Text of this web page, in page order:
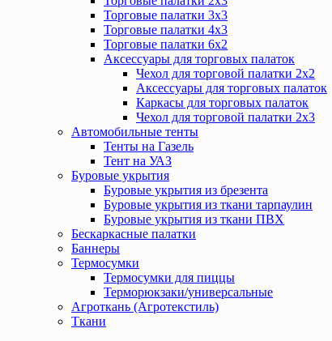
Торговые палатки 3х3
Торговые палатки 4х3
Торговые палатки 6х2
Аксессуары для торговых палаток
Чехол для торговой палатки 2х2
Аксессуары для торговых палаток
Каркасы для торговых палаток
Чехол для торговой палатки 2х3
Автомобильные тенты
Тенты на Газель
Тент на УАЗ
Буровые укрытия
Буровые укрытия из брезента
Буровые укрытия из ткани тарпаулин
Буровые укрытия из ткани ПВХ
Бескаркасные палатки
Баннеры
Термосумки
Термосумки для пиццы
Терморюкзаки/универсальные
Агроткань (Агротекстиль)
Ткани